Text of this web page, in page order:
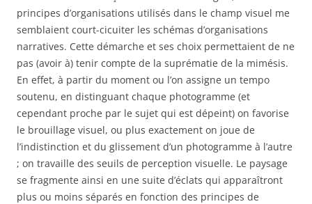
principes d’organisations utilisés dans le champ visuel me
semblaient court-cicuiter les schémas d’organisations
narratives. Cette démarche et ses choix permettaient de ne
pas (avoir à) tenir compte de la suprématie de la mimésis.
En effet, à partir du moment ou l’on assigne un tempo
soutenu, en distinguant chaque photogramme (et
cependant proche par le sujet qui est dépeint) on favorise
le brouillage visuel, ou plus exactement on joue de
l’indistinction et du glissement d’un photogramme à l’autre
; on travaille des seuils de perception visuelle. Le paysage
se fragmente ainsi en une suite d’éclats qui apparaîtront
plus ou moins séparés en fonction des principes de